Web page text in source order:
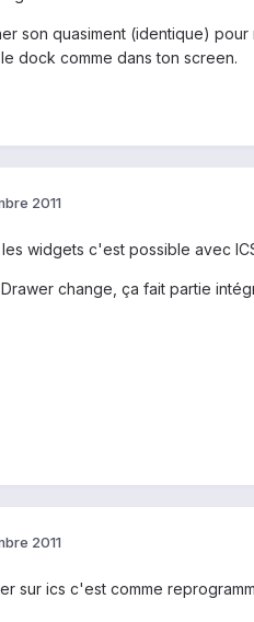
son quasiment (identique)
dock comme dans ton screen.
2011
widgets c'est possible avec
change, ça fait partie
2011
sur ics c'est comme